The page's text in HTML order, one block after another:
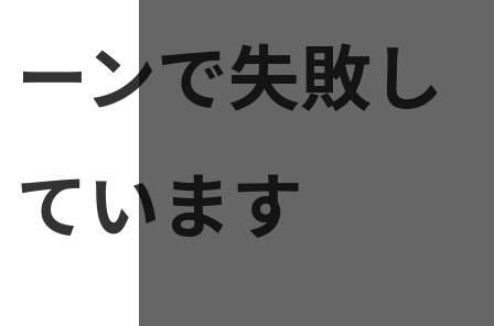
ーンで失敗し
ています